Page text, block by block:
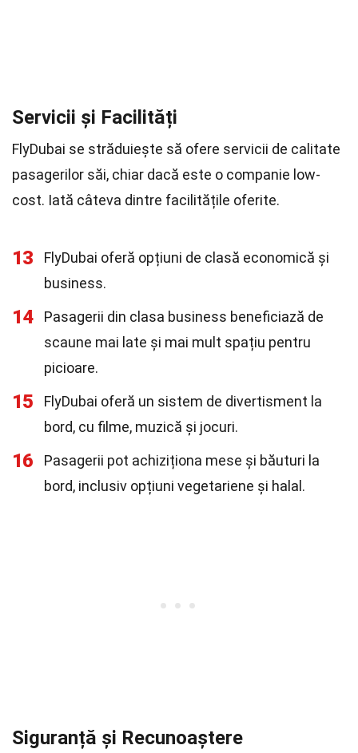
Servicii și Facilități
FlyDubai se străduiește să ofere servicii de calitate
pasagerilor săi, chiar dacă este o companie low-
cost. Iată câteva dintre facilitățile oferite.
13
FlyDubai oferă opțiuni de clasă economică și
business.
14
Pasagerii din clasa business beneficiază de
scaune mai late și mai mult spațiu pentru
picioare.
15
FlyDubai oferă un sistem de divertisment la
bord, cu filme, muzică și jocuri.
16
Pasagerii pot achiziționa mese și băuturi la
bord, inclusiv opțiuni vegetariene și halal.
Siguranță și Recunoaștere